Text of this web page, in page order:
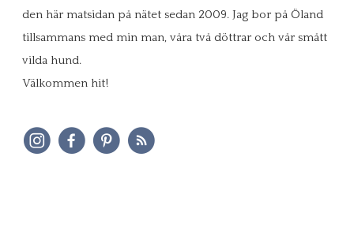
den här matsidan på nätet sedan 2009. Jag bor på Öland
tillsammans med min man, våra två döttrar och vår smått
vilda hund.
Välkommen hit!